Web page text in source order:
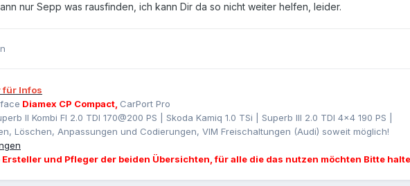
nur Sepp was rausfinden, ich kann Dir da so nicht weiter helfen, leider.
für Infos
Diamex CP Compact, CarPort Pro
II Kombi Fl 2.0 TDI 170@200 PS | Skoda Kamiq 1.0 TSi | Superb III 2.0 TDI 4x4 190 PS |
Löschen, Anpassungen und Codierungen, VIM Freischaltungen (Audi) soweit möglich!
Ersteller und Pfleger der beiden Übersichten, für alle die das nutzen möchten Bitte